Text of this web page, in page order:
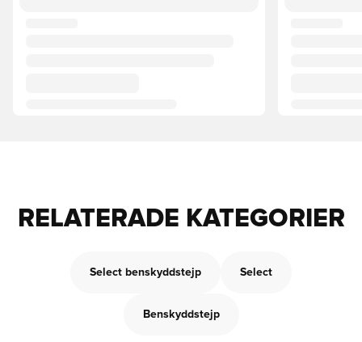
RELATERADE KATEGORIER
Select benskyddstejp Select
Benskyddstejp